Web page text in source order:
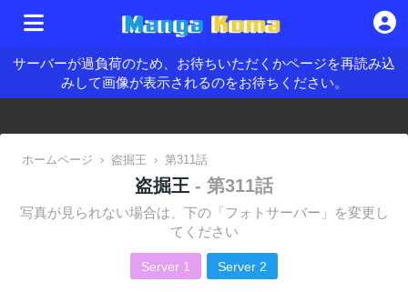
サーバーが過負荷のため、お待ちいただくかページを再読み込
みして画像が表示されるのをお待ちください。
ホームページ › 盗掘王 › 第311話
盗掘王 - 第311話
写真が見られない場合は、下の「フォトサーバー」を変更し
てください
Server 1 Server 2